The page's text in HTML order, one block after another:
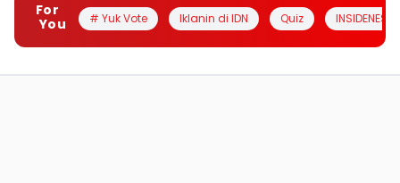
For
You
# Yuk Vote Iklanin di IDN Quiz INSIDENESIA